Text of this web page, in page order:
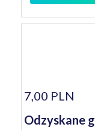
7,00 PLN
Odzyskane